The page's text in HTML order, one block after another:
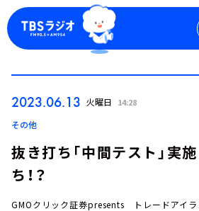
2023.06.13 火曜日 14:28
その他
抜き打ち「中間テスト」実
ち！？
GMOクリック証券presents トレードアイラ